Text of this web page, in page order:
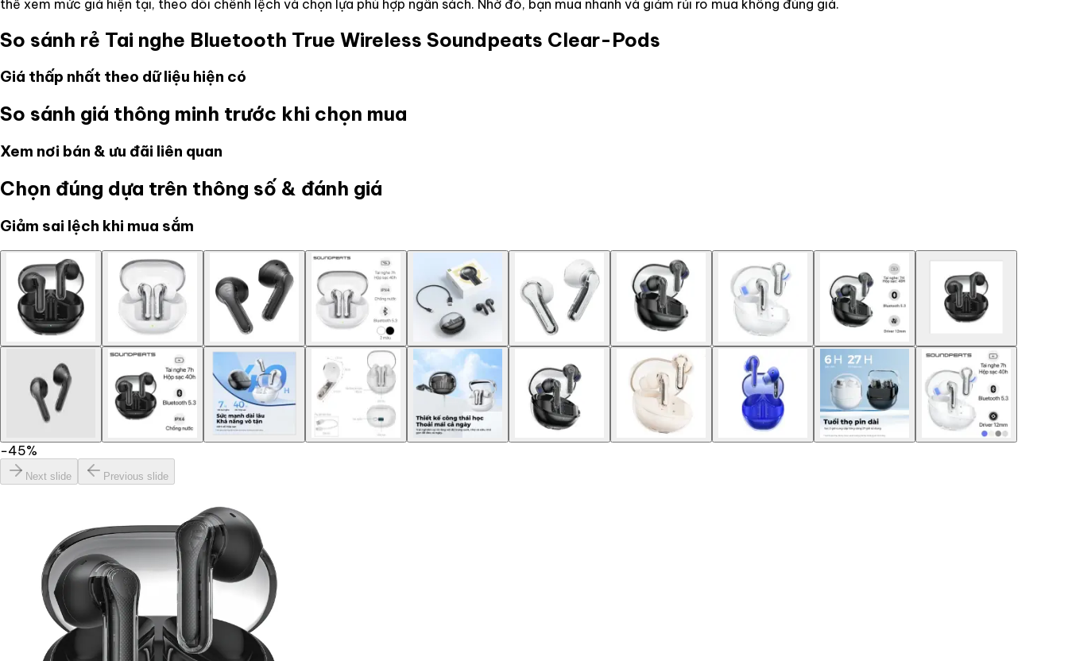
thể xem mức giá hiện tại, theo dõi chênh lệch và chọn lựa phù hợp ngân sách. Nhờ đó, bạn mua nhanh và giảm rủi ro mua không đúng giá.
So sánh rẻ Tai nghe Bluetooth True Wireless Soundpeats Clear-Pods
Giá thấp nhất theo dữ liệu hiện có
So sánh giá thông minh trước khi chọn mua
Xem nơi bán & ưu đãi liên quan
Chọn đúng dựa trên thông số & đánh giá
Giảm sai lệch khi mua sắm
−45%
Next slide Previous slide